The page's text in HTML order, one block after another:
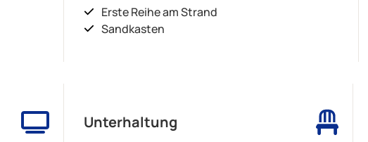
Erste Reihe am Strand
Sandkasten
Unterhaltung